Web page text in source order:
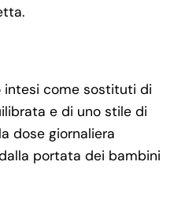
intesi come sostituti di
e di uno stile di
dose giornaliera
portata dei bambini